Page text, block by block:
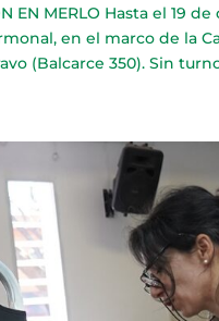
EN MERLO Hasta el 19
en el marco de la
(Balcarce 350). Sin